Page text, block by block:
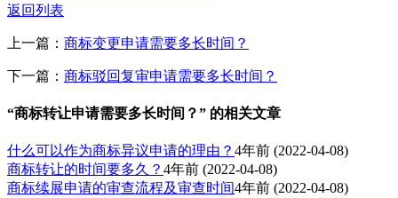
返回列表
上一篇： 商标变更申请需要多长时间？
下一篇： 商标驳回复审申请需要多长时间？
“商标转让申请需要多长时间？” 的相关文章
什么可以作为商标异议申请的理由？ 4年前 (2022-04-08)
商标转让的时间要多久？ 4年前 (2022-04-08)
商标续展申请的审查流程及审查时间4年前 (2022-04-08)